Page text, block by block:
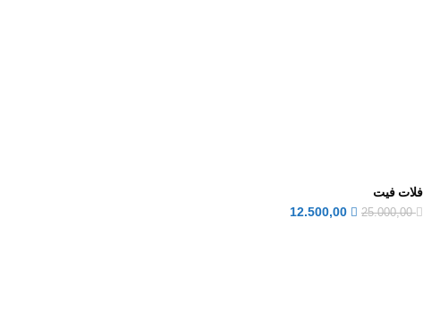
فلات فيت
25.000,00
12.500,00